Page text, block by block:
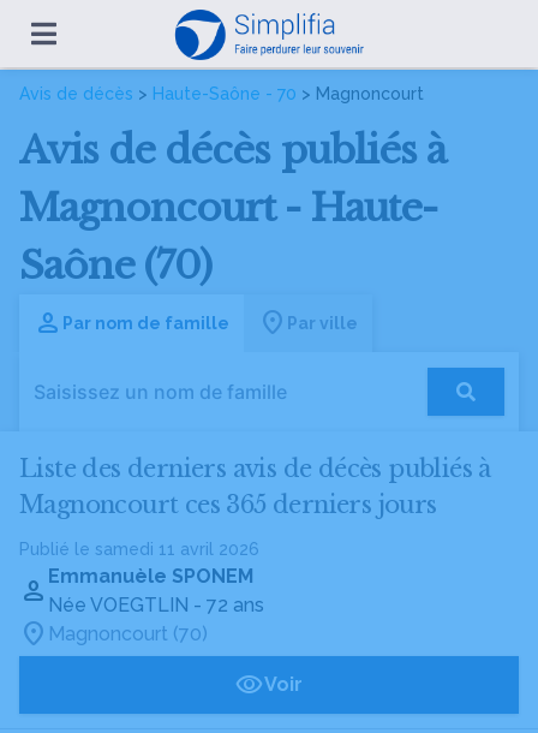
Avis de décès > Haute-Saône - 70 > Magnoncourt
Avis de décès publiés à
Magnoncourt - Haute-
Saône (70)
Par nom de famille Par ville
Liste des derniers avis de décès publiés à
Magnoncourt ces 365 derniers jours
Publié le samedi 11 avril 2026
Emmanuèle SPONEM
Née VOEGTLIN - 72 ans
Magnoncourt (70)
Voir